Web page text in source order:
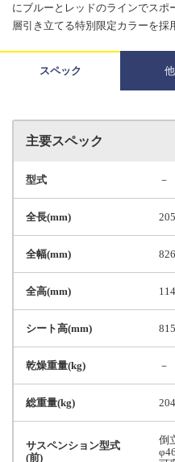
にブルーとレッドのラインでスポ
層引き立てる特別限定カラーを採
スペック
主要スペック
型式 －
全長(mm)
全幅(mm) 826
全高(mm)
シート高(mm) 815
乾燥重量(kg) －
総重量(kg) 204
サスペンション型式
(前)
倒